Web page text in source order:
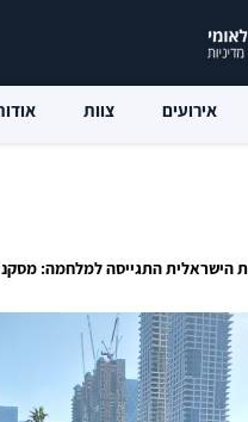
אירועים צוות
התגייסה למלחמה: מסקנות ביניים מהתנהלות